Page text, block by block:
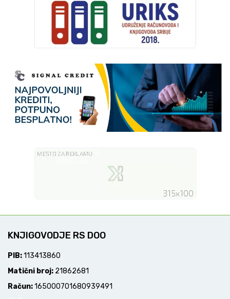
KNJIGOVODJE RS DOO
PIB:113413860
Matični broj: 21862681
Račun:165000701680939491